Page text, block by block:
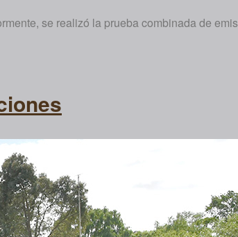
se realizó la prueba combinada de